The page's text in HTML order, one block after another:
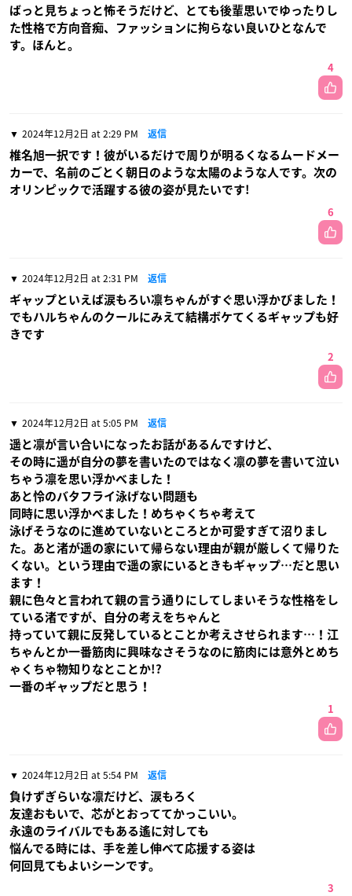
ばっと見ちょっと怖そうだけど、とても後輩思いでゆったりし
た性格で方向音痴、ファッションに拘らない良いひとなんで
す。ほんと。
4
2024年12月2日 at 2:29 PM 返信
椎名旭一択です！彼がいるだけで周りが明るくなるムードメー
カーで、名前のごとく朝日のような太陽のような人です。次の
オリンピックで活躍する彼の姿が見たいです!
6
2024年12月2日 at 2:31 PM 返信
ギャップといえば涙もろい凛ちゃんがすぐ思い浮かびました！
でもハルちゃんのクールにみえて結構ボケてくるギャップも好
きです
2
2024年12月2日 at 5:05 PM 返信
遥と凛が言い合いになったお話があるんですけど、
その時に遥が自分の夢を書いたのではなく凛の夢を書いて泣い
ちゃう凛を思い浮かべました！
あと怜のバタフライ泳げない問題も
同時に思い浮かべました！めちゃくちゃ考えて
泳げそうなのに進めていないところとか可愛すぎて沼りまし
た。あと渚が遥の家にいて帰らない理由が親が厳しくて帰りた
くない。という理由で遥の家にいるときもギャップ…だと思い
ます！
親に色々と言われて親の言う通りにしてしまいそうな性格をし
ている渚ですが、自分の考えをちゃんと
持っていて親に反発しているとことか考えさせられます…！江
ちゃんとか一番筋肉に興味なさそうなのに筋肉には意外とめち
ゃくちゃ物知りなとことか!?
一番のギャップだと思う！
1
2024年12月2日 at 5:54 PM 返信
負けずぎらいな凛だけど、涙もろく
友達おもいで、芯がとおっててかっこいい。
永遠のライバルでもある遙に対しても
悩んでる時には、手を差し伸べて応援する姿は
何回見てもよいシーンです。
3